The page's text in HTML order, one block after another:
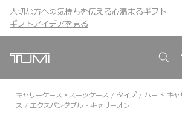
ギフトアイデアを見る こちら
大切な方への気持ちを伝える心温まるギフト
ギフトアイデアを見る
TUMI Exclusives Clubは こちら
キャリーケース・スーツケース タイプ
ハード キャ
ス
エクスパンダブル・キャリーオン